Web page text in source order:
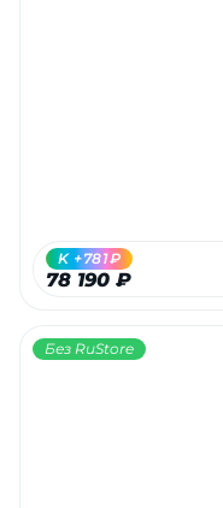
78 190 ₽
K +781₽
Без RuStore